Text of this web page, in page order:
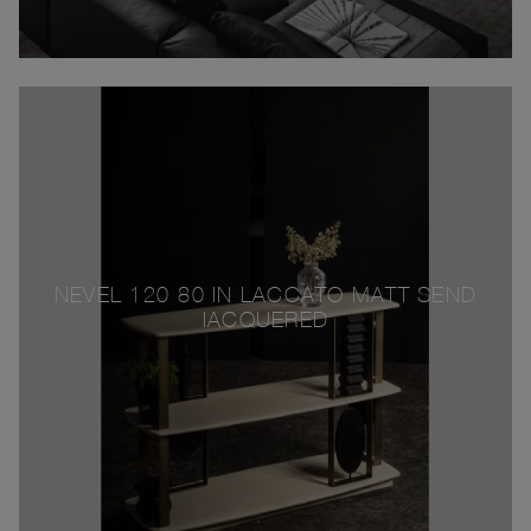
NEVEL 120-80 IN LACCATO MATT SEND
IACQUERED